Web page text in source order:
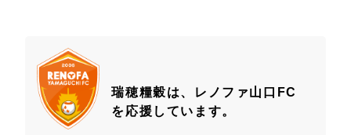
瑞穂糧穀は、レノファ山口FC
を応援しています。